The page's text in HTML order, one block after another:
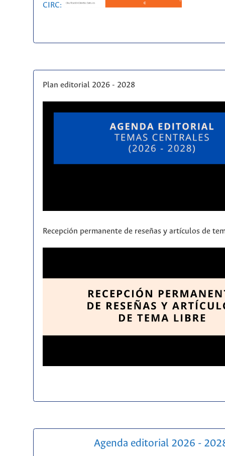
CIRC:
Plan editorial 2026 - 2028
Recepción permanente de reseñas y artículos de
Agenda editorial 2026 -